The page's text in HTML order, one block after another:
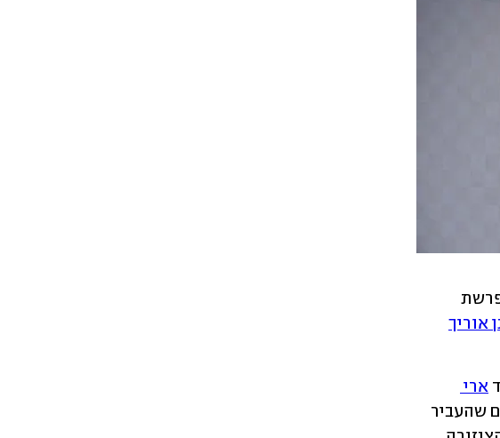
פרשת
אוריך